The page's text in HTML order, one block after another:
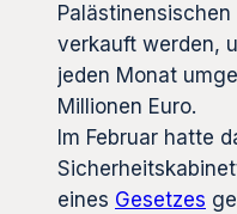
verkauft werden,
jeden Monat
Millionen Euro.
Im Februar hatte
eines Gesetzes